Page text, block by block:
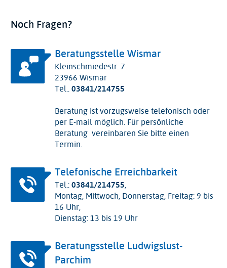
Noch Fragen?
Beratungsstelle Wismar
Kleinschmiedestr. 7
23966 Wismar
Tel..03841/214755
Beratung ist vorzugsweise telefonisch oder
per E-mail möglich. Für persönliche
Beratung vereinbaren Sie bitte einen
Termin.
Telefonische Erreichbarkeit
Tel.:03841/214755,
Montag, Mittwoch, Donnerstag, Freitag: 9 bis
16 Uhr,
Dienstag: 13 bis 19 Uhr
Beratungsstelle Ludwigslust-
Parchim